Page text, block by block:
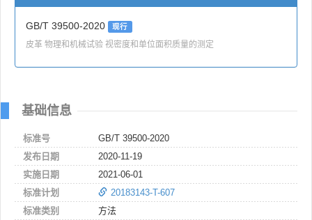
GB/T 39500-2020 现行
皮革 物理和机械试验 视密度和单位面积质量的测定
基础信息
标准号
GB/T 39500-2020
发布日期
2020-11-19
实施日期
2021-06-01
标准计划
20183143-T-607
标准类别
方法